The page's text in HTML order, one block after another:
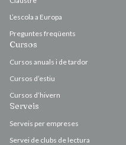
L’escola a Europa
Preguntes freqüents
Cursos
Cursos anuals i de tardor
Cursos d’estiu
Cursos d’hivern
Serveis
Serveis per empreses
Servei de clubs de lectura